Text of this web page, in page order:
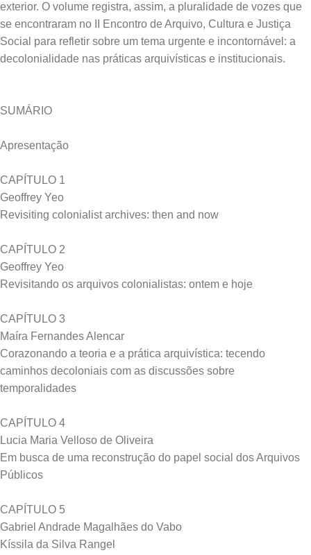
exterior. O volume registra, assim, a pluralidade de vozes que
se encontraram no II Encontro de Arquivo, Cultura e Justiça
Social para refletir sobre um tema urgente e incontornável: a
SUMÁRIO
Apresentação
CAPÍTULO 1
Geoffrey Yeo
Revisiting colonialist archives: then and now
CAPÍTULO 2
Geoffrey Yeo
Revisitando os arquivos colonialistas: ontem e hoje
CAPÍTULO 3
Maíra Fernandes Alencar
Corazonando a teoria e a prática arquivística: tecendo
caminhos decoloniais com as discussões sobre
temporalidades
CAPÍTULO 4
Lucia Maria Velloso de Oliveira
Em busca de uma reconstrução do papel social dos Arquivos
Públicos
CAPÍTULO 5
Gabriel Andrade Magalhães do Vabo
Kíssila da Silva Rangel